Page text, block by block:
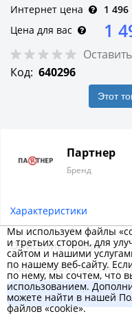
Интернет цена
1 496
Цена для вас
1
Код: 640296
Этот
Партнер
Бренд
Характеристики
Описание товара
Кабель марки ВВГ-
электропроводки в
производственных
Мы используем файлы
и третьих сторон, для
сайтом и нашими
по нашему веб-сайту.
по нему, мы сочтем, что
использованием.
можете найти в нашей
файлов «cookie».